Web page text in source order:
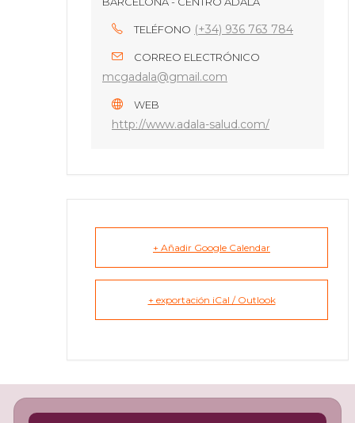
TELÉFONO (+34) 936 763 784
CORREO ELECTRÓNICO
mcgadala@gmail.com
WEB
http://www.adala-salud.com/
+ Añadir Google Calendar
+ exportación iCal / Outlook